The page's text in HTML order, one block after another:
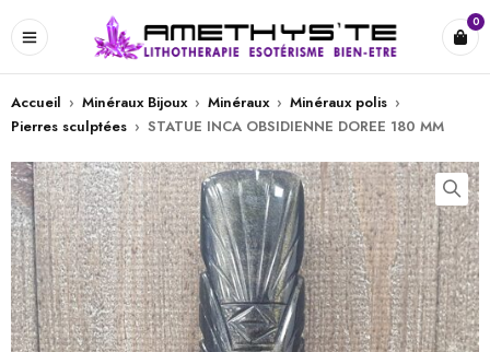
0
Accueil › Minéraux Bijoux › Minéraux › Minéraux polis ›
Pierres sculptées › STATUE INCA OBSIDIENNE DOREE 180 MM